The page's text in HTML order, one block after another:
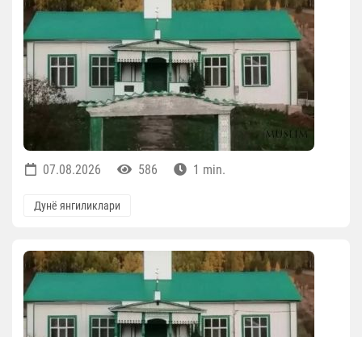
07.08.2026 586 1 min.
Дунё янгиликлари